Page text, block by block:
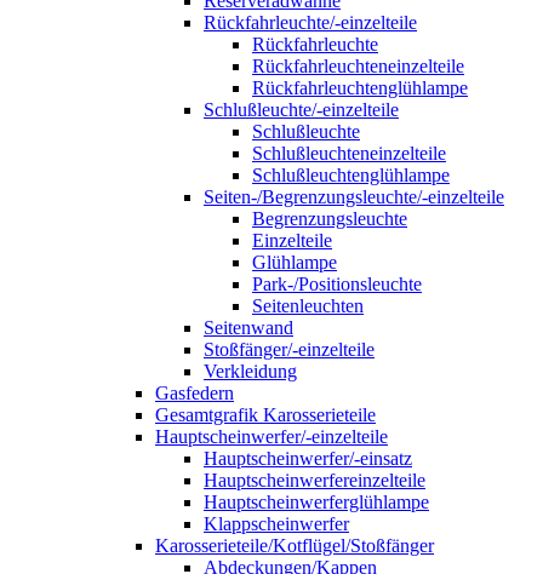
Rückfahrleuchte/-einzelteile
Rückfahrleuchte
Rückfahrleuchteneinzelteile
Rückfahrleuchtenglühlampe
Schlußleuchte/-einzelteile
Schlußleuchte
Schlußleuchteneinzelteile
Schlußleuchtenglühlampe
Seiten-/Begrenzungsleuchte/-einzelteile
Begrenzungsleuchte
Einzelteile
Glühlampe
Park-/Positionsleuchte
Seitenleuchten
Seitenwand
Stoßfänger/-einzelteile
Verkleidung
Gasfedern
Gesamtgrafik Karosserieteile
Hauptscheinwerfer/-einzelteile
Hauptscheinwerfer/-einsatz
Hauptscheinwerfereinzelteile
Hauptscheinwerferglühlampe
Klappscheinwerfer
Karosserieteile/Kotflügel/Stoßfänger
Abdeckungen/Kappen